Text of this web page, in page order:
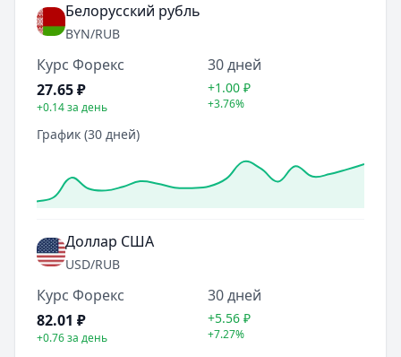
Белорусский рубль
BYN/RUB
Курс Форекс
27.65₽
+0.14за день
30 дней
+1.00 ₽
+3.76%
График (30 дней)
Доллар США
USD/RUB
Курс Форекс
82.01 ₽
+0.76за день
30 дней
+5.56 ₽
+7.27%